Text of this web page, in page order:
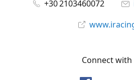
+30 2103460072
Connect with